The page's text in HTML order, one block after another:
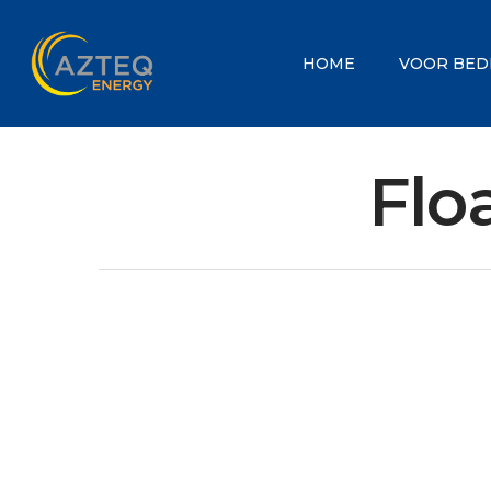
HOME VOOR